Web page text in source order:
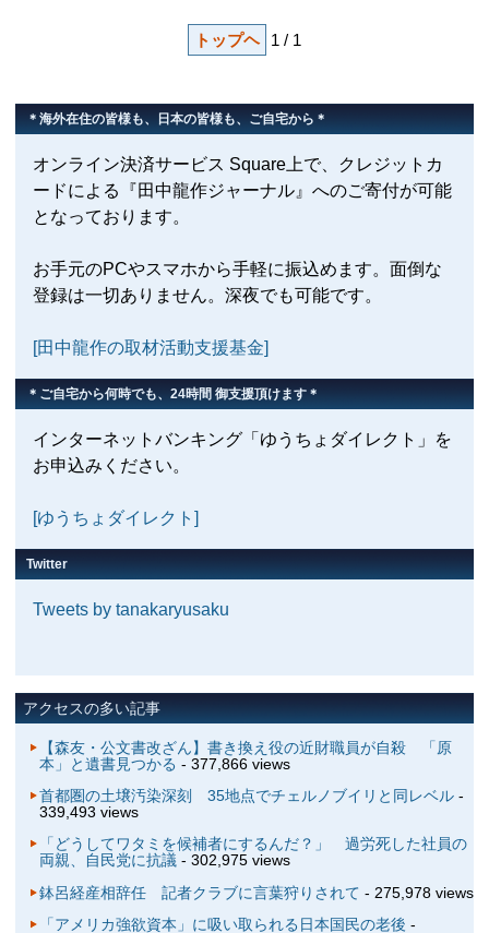
トップヘ 1 / 1
＊海外在住の皆様も、日本の皆様も、ご自宅から＊
オンライン決済サービス Square上で、クレジットカ
ードによる『田中龍作ジャーナル』へのご寄付が可能
となっております。
お手元のPCやスマホから手軽に振込めます。面倒な
登録は一切ありません。深夜でも可能です。
[田中龍作の取材活動支援基金]
＊ご自宅から何時でも、24時間 御支援頂けます＊
インターネットバンキング「ゆうちょダイレクト」を
お申込みください。
[ゆうちょダイレクト]
Twitter
Tweets by tanakaryusaku
アクセスの多い記事
【森友・公文書改ざん】書き換え役の近財職員が自殺 「原
本」と遺書見つかる - 377,866 views
首都圏の土壌汚染深刻 35地点でチェルノブイリと同レベル-
339,493 views
「どうしてワタミを候補者にするんだ？」 過労死した社員の
両親、自民党に抗議- 302,975 views
鉢呂経産相辞任 記者クラブに言葉狩りされて - 275,978 views
「アメリカ強欲資本」に吸い取られる日本国民の老後 -